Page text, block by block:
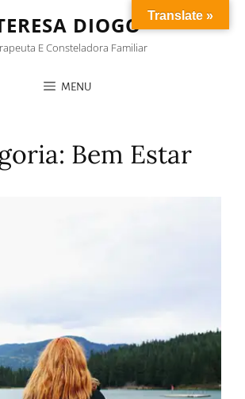
DIOGO
E Consteladora Familiar
MENU
Bem Estar
Translate »